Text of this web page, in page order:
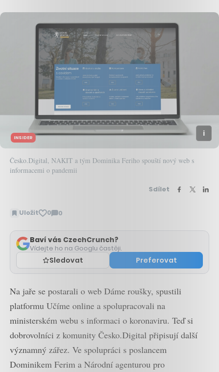
INSIDER
Česko.Digital, NAKIT a tým Dominika Feriho spouští nový web s
informacemi o pandemii
Sdílet
Uložit 0 0
Zobrazit
Baví vás CzechCrunch?
Vídejte ho na Googlu častěji.
Sledovat Preferovat
Na jaře se postarali o web Dáme roušky, spustili
platformu Učíme online a spolupracovali na
ministerském webu s informaci o koronaviru. Teď si
dobrovolníci z komunity Česko.Digital připisují další
významný zářez. Ve spolupráci s poslancem
Dominikem Ferim a Národní agenturou pro